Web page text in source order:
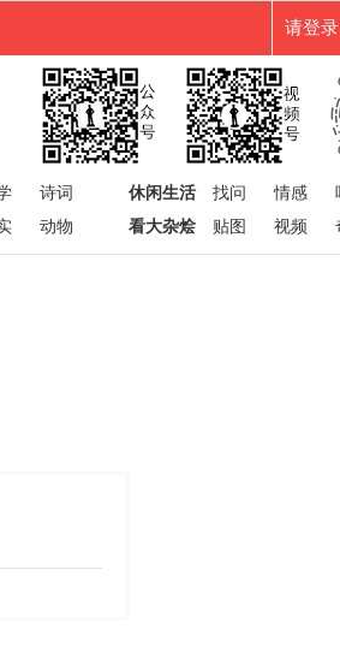
请登录
诗词
动物
休闲生活 找问 情感
看大杂烩
贴图 视频